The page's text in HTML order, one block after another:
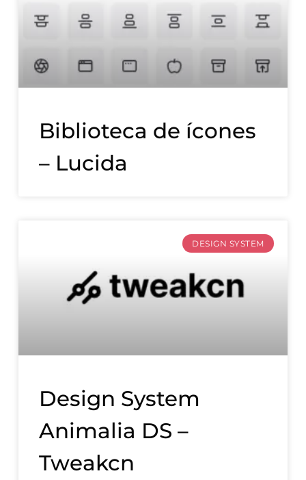
Biblioteca de ícones
– Lucida
DESIGN SYSTEM
Design System
Animalia DS –
Tweakcn